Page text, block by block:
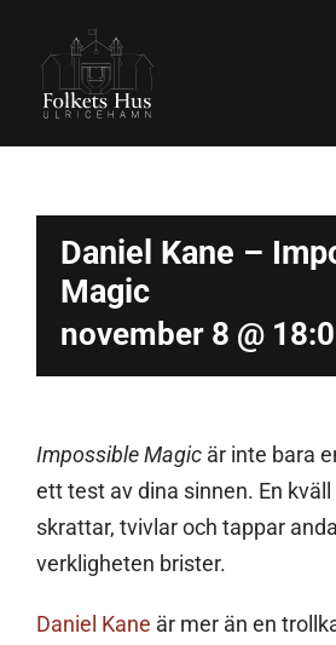
innehållet
Daniel Kane –
Magic
november 8 @
Impossible Magic är inte bara
ett test av dina sinnen. En kväll
skrattar, tvivlar och tappar
verkligheten brister.
Daniel Kane är mer än en